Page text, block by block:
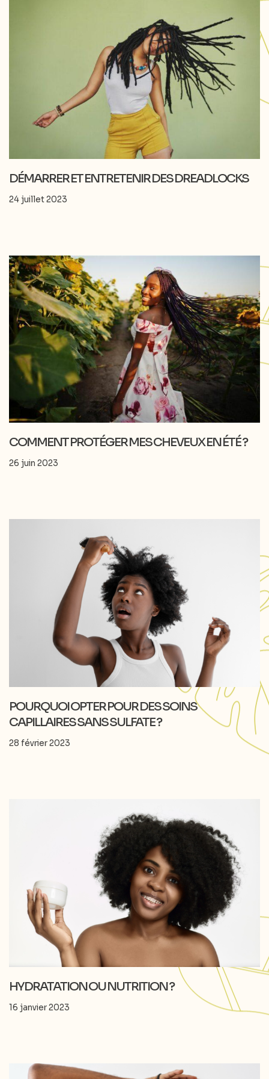
DÉMARRER ET ENTRETENIR DES DREADLOCKS
24 juillet 2023
COMMENT PROTÉGER MES CHEVEUX EN ÉTÉ ?
26 juin 2023
POURQUOI OPTER POUR DES SOINS
CAPILLAIRES SANS SULFATE ?
28 février 2023
HYDRATATION OU NUTRITION ?
16 janvier 2023